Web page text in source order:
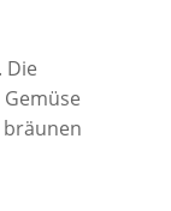
Die
bräunen